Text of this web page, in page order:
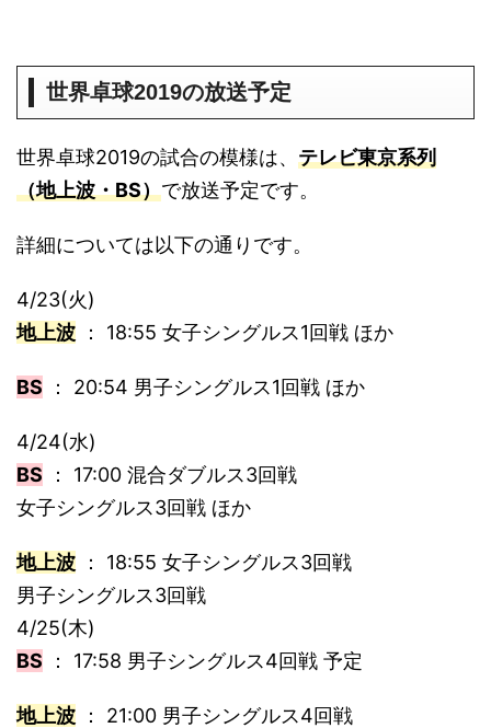
世界卓球2019の放送予定
世界卓球2019の試合の模様は、 テレビ東京系列
（地上波・BS）で放送予定です。
詳細については以下の通りです。
4/23(火)
地上波 ： 18:55 女子シングルス1回戦 ほか
BS ： 20:54 男子シングルス1回戦 ほか
4/24(水)
BS ： 17:00 混合ダブルス3回戦
女子シングルス3回戦 ほか
地上波 ： 18:55 女子シングルス3回戦
男子シングルス3回戦
4/25(木)
BS ： 17:58 男子シングルス4回戦 予定
地上波 ： 21:00 男子シングルス4回戦